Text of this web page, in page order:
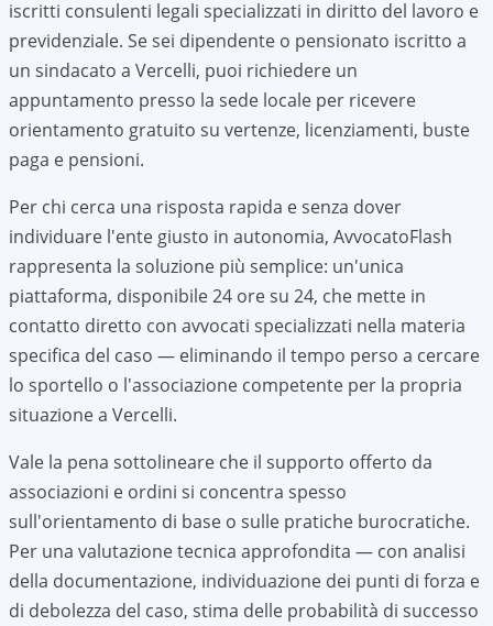
iscritti consulenti legali specializzati in diritto del lavoro e
previdenziale. Se sei dipendente o pensionato iscritto a
un sindacato a Vercelli, puoi richiedere un
appuntamento presso la sede locale per ricevere
orientamento gratuito su vertenze, licenziamenti, buste
paga e pensioni.
Per chi cerca una risposta rapida e senza dover
individuare l'ente giusto in autonomia, AvvocatoFlash
rappresenta la soluzione più semplice: un'unica
piattaforma, disponibile 24 ore su 24, che mette in
contatto diretto con avvocati specializzati nella materia
specifica del caso — eliminando il tempo perso a cercare
lo sportello o l'associazione competente per la propria
situazione a Vercelli.
Vale la pena sottolineare che il supporto offerto da
associazioni e ordini si concentra spesso
sull'orientamento di base o sulle pratiche burocratiche.
Per una valutazione tecnica approfondita — con analisi
della documentazione, individuazione dei punti di forza e
di debolezza del caso, stima delle probabilità di successo